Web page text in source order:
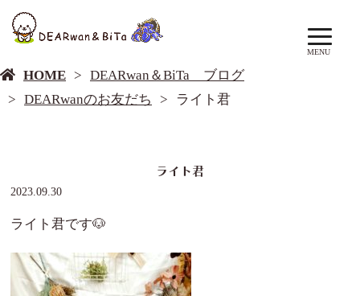
MENU
HOME
DEARwan＆BiTa ブログ
DEARwanのお友だち
ライト君
ライト君
2023.09.30
ライト君です🐶